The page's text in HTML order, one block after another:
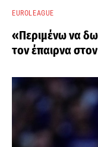
EUROLEAGUE
«Περιμένω να
τον έπαιρνα